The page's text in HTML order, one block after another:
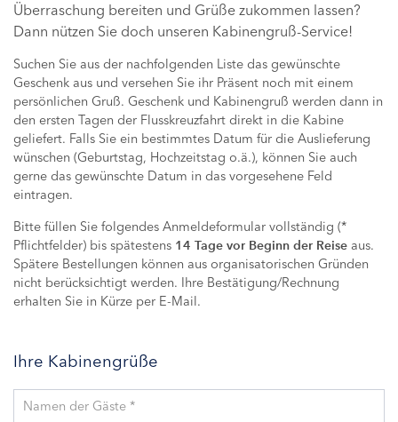
Überraschung bereiten und Grüße zukommen lassen?
Dann nützen Sie doch unseren Kabinengruß-Service!
Suchen Sie aus der nachfolgenden Liste das gewünschte
Geschenk aus und versehen Sie ihr Präsent noch mit einem
persönlichen Gruß. Geschenk und Kabinengruß werden dann in
den ersten Tagen der Flusskreuzfahrt direkt in die Kabine
geliefert. Falls Sie ein bestimmtes Datum für die Auslieferung
wünschen (Geburtstag, Hochzeitstag o.ä.), können Sie auch
gerne das gewünschte Datum in das vorgesehene Feld
eintragen.
Bitte füllen Sie folgendes Anmeldeformular vollständig (*
Pflichtfelder) bis spätestens 14 Tage vor Beginn der Reise aus.
Spätere Bestellungen können aus organisatorischen Gründen
nicht berücksichtigt werden. Ihre Bestätigung/Rechnung
erhalten Sie in Kürze per E-Mail.
Ihre Kabinengrüße
Namen der Gäste *